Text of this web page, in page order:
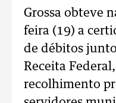
Grossa obteve
feira (19) a
de débitos
Receita
recolhimento